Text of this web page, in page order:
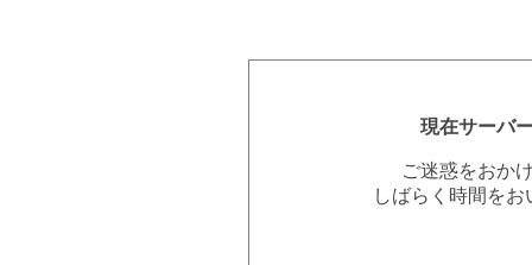
現在サーバ
ご迷惑をおか
しばらく時間を